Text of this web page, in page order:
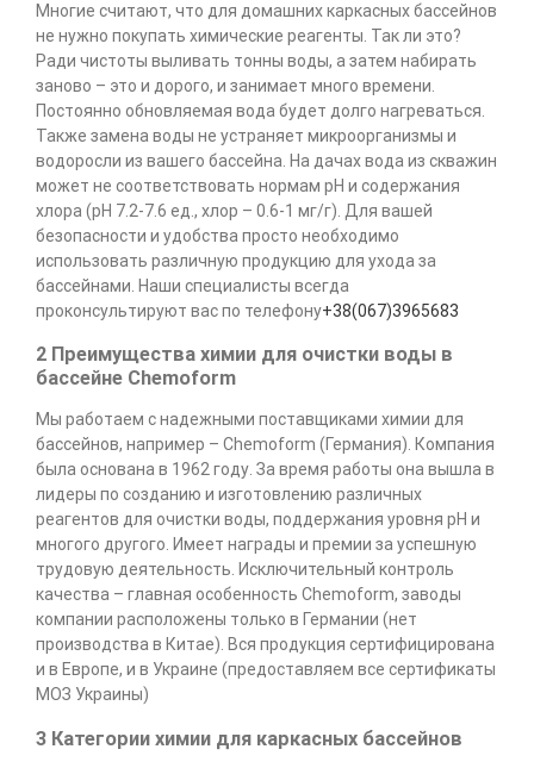
Многие считают, что для домашних каркасных бассейнов
не нужно покупать химические реагенты. Так ли это?
Ради чистоты выливать тонны воды, а затем набирать
заново – это и дорого, и занимает много времени.
Постоянно обновляемая вода будет долго нагреваться.
Также замена воды не устраняет микроорганизмы и
водоросли из вашего бассейна. На дачах вода из скважин
может не соответствовать нормам pH и содержания
хлора (pH 7.2-7.6 ед., хлор – 0.6-1 мг/г). Для вашей
безопасности и удобства просто необходимо
использовать различную продукцию для ухода за
бассейнами. Наши специалисты всегда
проконсультируют вас по телефону+38(067)3965683
2 Преимущества химии для очистки воды в
бассейне Chemoform
Мы работаем с надежными поставщиками химии для
бассейнов, например – Chemoform (Германия). Компания
была основана в 1962 году. За время работы она вышла в
лидеры по созданию и изготовлению различных
реагентов для очистки воды, поддержания уровня рН и
многого другого. Имеет награды и премии за успешную
трудовую деятельность. Исключительный контроль
качества – главная особенность Chemoform, заводы
компании расположены только в Германии (нет
производства в Китае). Вся продукция сертифицирована
и в Европе, и в Украине (предоставляем все сертификаты
МОЗ Украины)
3 Категории химии для каркасных бассейнов